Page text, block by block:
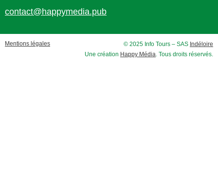
contact@happymedia.pub
Mentions légales © 2025 Info Tours – SAS Indéloire
Une création Happy Média . Tous droits réservés.